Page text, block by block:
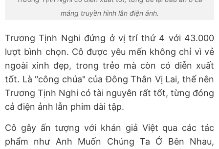
mảng truyền hình lẫn điện ảnh.
Trương Tịnh Nghi đứng ở vị trí thứ 4 với 43.000
lượt bình chọn. Cô được yêu mến không chỉ vì vẻ
ngoài xinh đẹp, trong trẻo mà còn có diễn xuất
tốt. Là "công chúa" của Đông Thân Vị Lai, thế nên
Trương Tịnh Nghi có tài nguyên rất tốt, từng đóng
cả điện ảnh lẫn phim dài tập.
Cô gây ấn tượng với khán giả Việt qua các tác
phẩm như Anh Muốn Chúng Ta Ở Bên Nhau,